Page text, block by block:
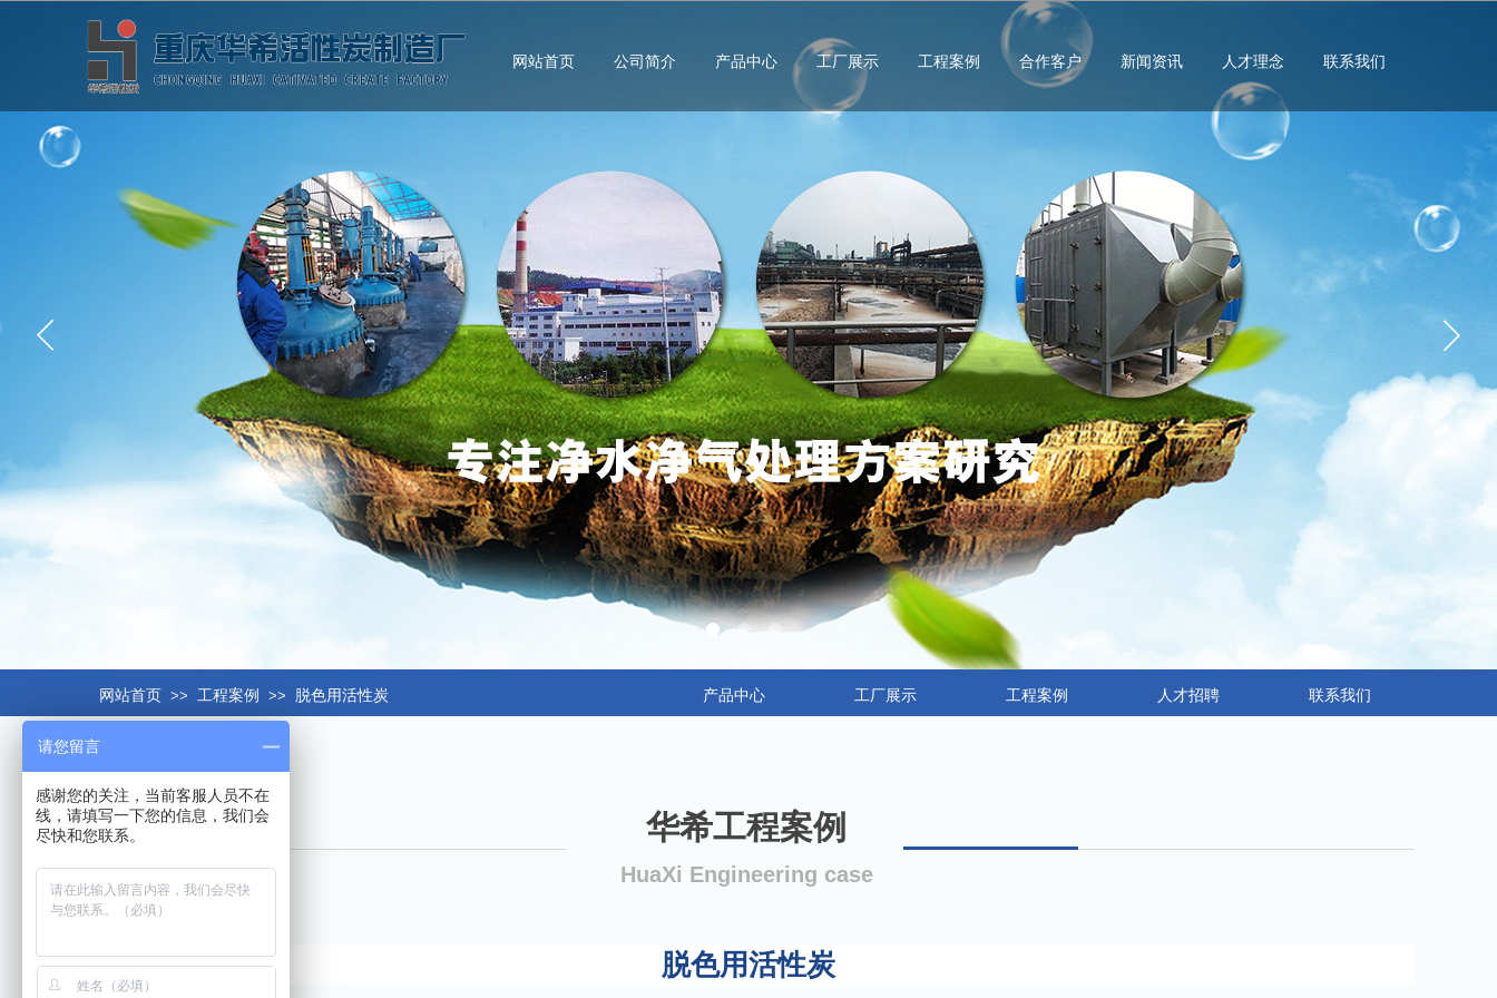
产品中心 工厂展示 工程案例 人才招聘 联系我们
网站首页 >> 工程案例 >> 脱色用活性炭
华希工程案例
HuaXi Engineering case
脱色用活性炭
网站首页 公司简介 产品中心 工厂展示 工程案例 合作客户 新闻资讯 人才理念 联系我们
请您留言
感谢您的关注，当前客服人员不在
线，请填写一下您的信息，我们会
尽快和您联系。